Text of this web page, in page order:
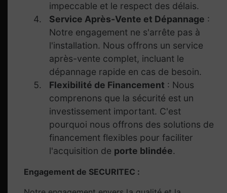
impeccable et le respect des délais.
Service Après-Vente et Dépannage :
Notre engagement ne s'arrête pas à
l'installation. Nous offrons un service
après-vente complet, incluant le
dépannage rapide en cas de besoin.
Flexibilité de Financement : Nous
comprenons que la sécurité est un
investissement important. C'est
pourquoi nous offrons des solutions de
financement flexibles pour faciliter
l'acquisition de porte blindée.
Engagement de SECURITEC :